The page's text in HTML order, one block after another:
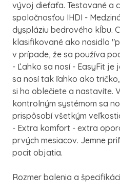
vývoj dieťaťa. Testované a
spoločnosťou IHDI -
dyspláziu bedrového kĺbu.
klasifikované ako nosidlo
v prípade, že sa používa
- Ľahko sa nosí - EasyFit je
sa nosí tak ľahko ako
si ho oblečiete a nastavíte.
kontrolným systémom sa
prispôsobí všetkým
- Extra komfort - extra
prvých mesiacov. Jemne
pocit objatia.
Rozmer balenia a